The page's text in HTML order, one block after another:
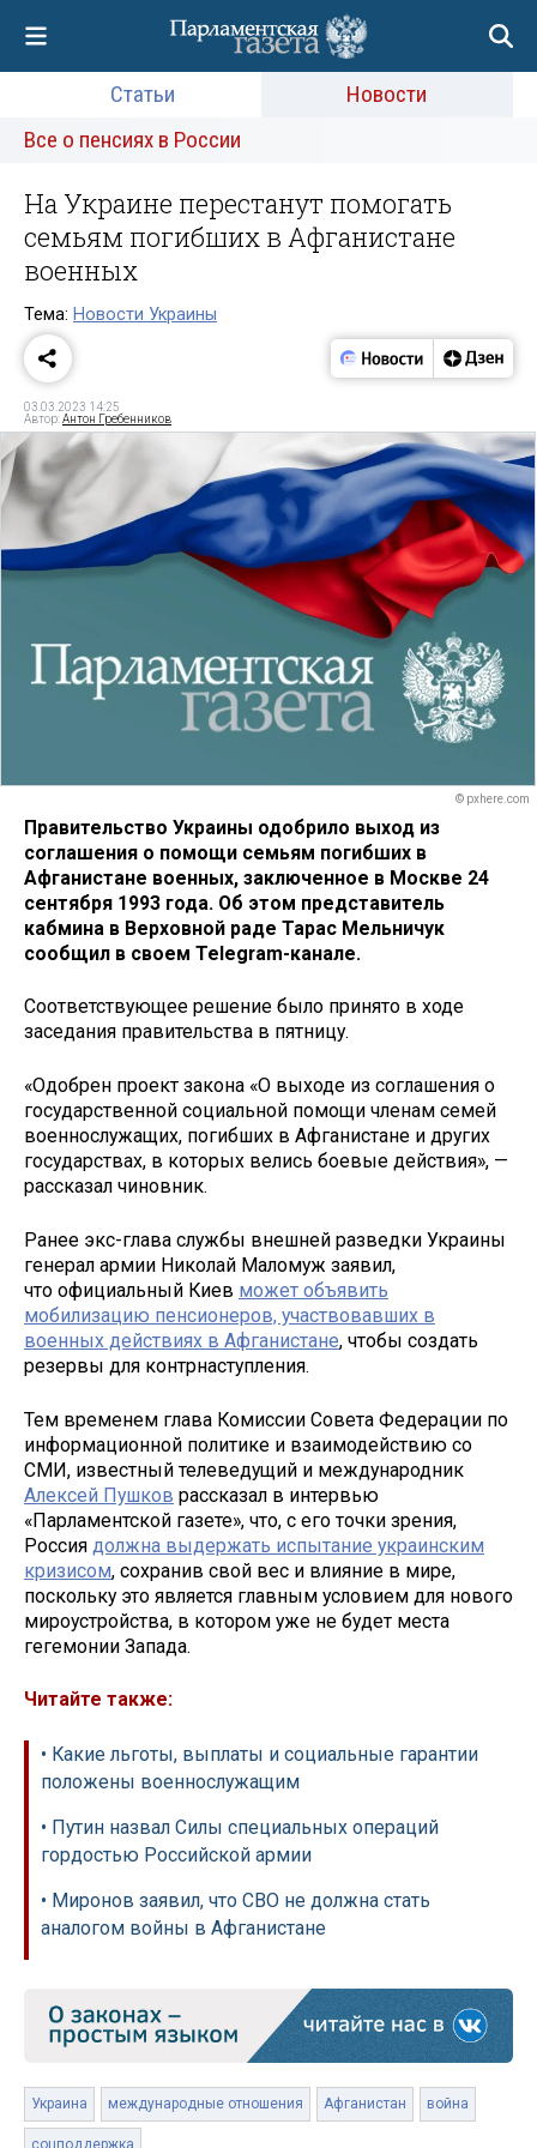
Статьи
Новости
Все о пенсиях в России
На Украине перестанут помогать
семьям погибших в Афганистане
военных
Тема: Новости Украины
03.03.2023 14:25
Автор:Антон Гребенников
© pxhere.com
Правительство Украины одобрило выход из
соглашения о помощи семьям погибших в
Афганистане военных, заключенное в Москве 24
сентября 1993 года. Об этом представитель
кабмина в Верховной раде Тарас Мельничук
сообщил в своем Telegram-канале.
Соответствующее решение было принято в ходе
заседания правительства в пятницу.
«Одобрен проект закона «О выходе из соглашения о
государственной социальной помощи членам семей
военнослужащих, погибших в Афганистане и других
государствах, в которых велись боевые действия», —
рассказал чиновник.
Ранее экс-глава службы внешней разведки Украины
генерал армии Николай Маломуж заявил,
что официальный Киев может объявить
мобилизацию пенсионеров, участвовавших в
военных действиях в Афганистане, чтобы создать
резервы для контрнаступления.
Тем временем глава Комиссии Совета Федерации по
информационной политике и взаимодействию со
СМИ, известный телеведущий и международник
Алексей Пушков рассказал в интервью
«Парламентской газете», что, с его точки зрения,
Россия должна выдержать испытание украинским
кризисом, сохранив свой вес и влияние в мире,
поскольку это является главным условием для нового
мироустройства, в котором уже не будет места
гегемонии Запада.
Читайте также:
• Какие льготы, выплаты и социальные гарантии
положены военнослужащим
• Путин назвал Силы специальных операций
гордостью Российской армии
• Миронов заявил, что СВО не должна стать
аналогом войны в Афганистане
Украина международные отношения Афганистан война